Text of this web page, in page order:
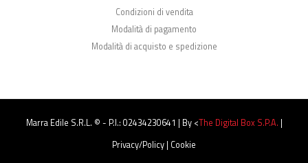
Condizioni di vendita
Modalità di pagamento
Modalità di acquisto e spedizione
Marra Edile S.r.l. © - P.I.: 02434230641 | By <The Digital Box S.p.a. |
Privacy/Policy | Cookie